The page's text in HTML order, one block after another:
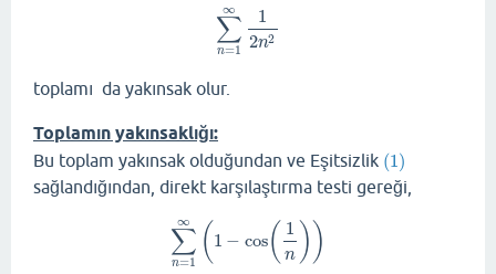
∑
n=1
∞
1
2n2
∑n = 1∞1
toplamı da yakınsak olur.
Toplamın yakınsaklığı:
Bu toplam yakınsak olduğundan ve Eşitsizlik (1)
(1)
sağlandığından, direkt karşılaştırma testi gereği,
∑
n=1
∞ ( 1 − cos( 1
n ))
∑ = 1∞(1−cos (1 n)